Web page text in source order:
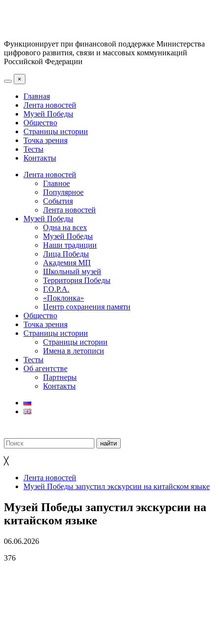
Функционирует при финансовой поддержке Министерства
цифрового развития, связи и массовых коммуникаций
Российской Федерации
×
Главная
Лента новостей
Музей Победы
Общество
Страницы истории
Точка зрения
Тесты
Контакты
Лента новостей
Главное
Популярное
События
Лента новостей
Музей Победы
Одна на всех
Музей Победы
Наши традиции
Лица Победы
Академия МП
Школьный музей
Территория Победы
Г.О.Р.А.
«Поклонка»
Центр сохранения памяти
Общество
Точка зрения
Страницы истории
Страницы истории
Имена в летописи
Тесты
Об агентстве
Партнеры
Контакты
╳
Лента новостей
Музей Победы запустил экскурсии на китайском языке
Музей Победы запустил экскурсии на
китайском языке
06.06.2026
376